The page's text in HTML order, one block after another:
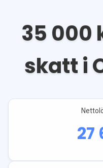
35 000
skatt i
27